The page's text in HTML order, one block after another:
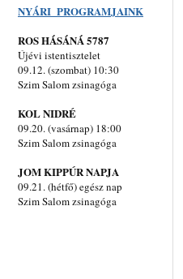
NYÁRI PROGRAMJAINK
ROS HÁSÁNÁ 5787
Újévi istentisztelet
09.12. (szombat) 10:30
Szim Salom zsinagóga
KOL NIDRÉ
09.20. (vasárnap) 18:00
Szim Salom zsinagóga
JOM KIPPÚR NAPJA
09.21. (hétfő) egész nap
Szim Salom zsinagóga